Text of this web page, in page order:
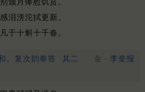
泪滂沱拭更新。
于十斛十千春。
。复次韵奉答 其二 金 · 李奎报